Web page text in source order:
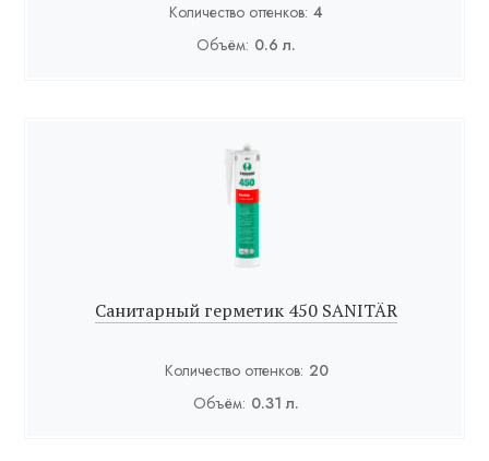
Количество оттенков: 4
Объём: 0.6 л.
Санитарный герметик 450 SANITÄR
Количество оттенков: 20
Объём: 0.31 л.